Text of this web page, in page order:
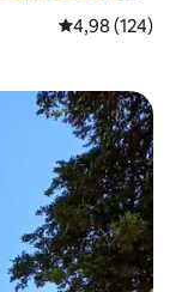
Priemerné
4,98 (124)